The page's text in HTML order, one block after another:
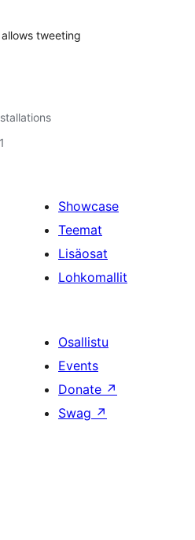
tweeting
Showcase
Teemat
Lisäosat
Lohkomallit
Osallistu
Events
Donate ↗
Swag ↗